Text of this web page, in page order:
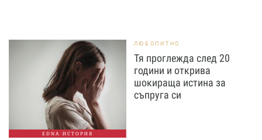
EDNA ИСТОРИЯ
ЛЮБОПИТНО
Тя проглежда след 20
години и открива
шокираща истина за
съпруга си